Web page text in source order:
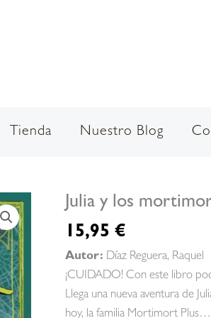
Tienda Nuestro Blog
Julia y los
15,95 €
Autor: Díaz Reguera, Raquel
¡CUIDADO! Con este libro
Llega una nueva aventura de
hoy, la familia Mortimort